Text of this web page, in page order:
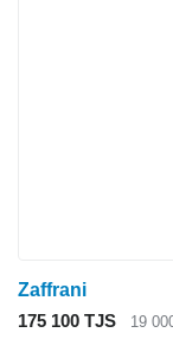
Zaffrani
175 100 TJS
19